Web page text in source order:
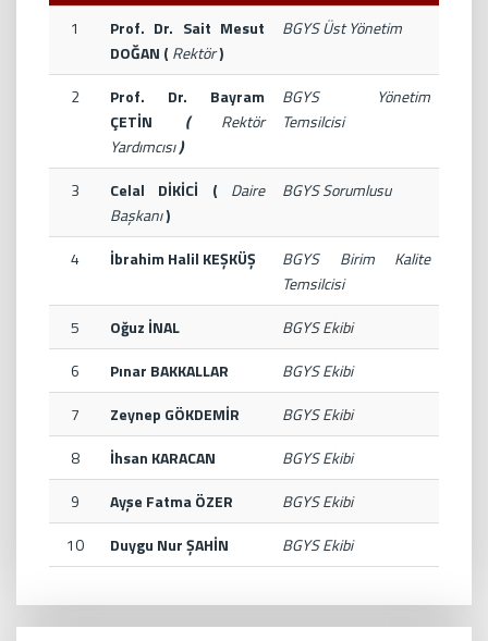
1
Prof. Dr. Sait Mesut
DOĞAN ( Rektör)
BGYS Üst Yönetim
2
Prof. Dr. Bayram
ÇETİN ( Rektör
Yardımcısı)
BGYS Yönetim
Temsilcisi
3 Celal DİKİCİ ( Daire
Başkanı)
BGYS Sorumlusu
4 İbrahim Halil KEŞKÜŞ
BGYS Birim Kalite
Temsilcisi
5
Oğuz İNAL
BGYS Ekibi
6
Pınar BAKKALLAR
BGYS Ekibi
7
Zeynep GÖKDEMİR
BGYS Ekibi
8
İhsan KARACAN
BGYS Ekibi
9
Ayşe Fatma ÖZER
BGYS Ekibi
10
Duygu Nur ŞAHİN BGYS Ekibi